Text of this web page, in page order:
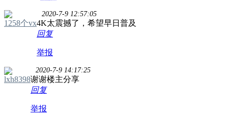
1258个vx
2020-7-9 12:57:05
4K太震撼了，希望早日普及
回复
举报
lxh8398
2020-7-9 14:17:25
谢谢楼主分享
回复
举报